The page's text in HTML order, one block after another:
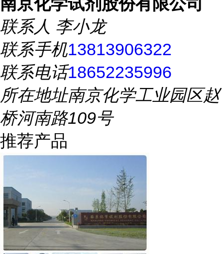
联系人 李小龙
联系手机13813906322
联系电话18652235996
所在地址南京化学工业园区赵
桥河南路109号
推荐产品